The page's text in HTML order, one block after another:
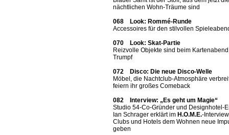
nächtlichen Wohn-Träume sind
068 Look: Rommé-Runde
Accessoires für den stilvollen
070 Look: Skat-Partie
Reizvolle Objekte sind beim Kartenabend
Trumpf
072 Disco: Die neue Disco-Welle
Möbel, die Nachtclub-Atmosphäre
feiern ihr großes Comeback
082 Interview: „Es geht um Magie“
Studio 54-Co-Gründer und Designhotel-
Ian Schrager erklärt im H.O.M.E.-
Clubs und Hotels dem Wohnen neue
geben